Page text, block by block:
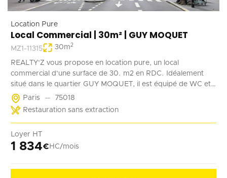
Location Pure
Local Commercial | 30m² | GUY MOQUET
MZ1-11315 30m2
REALTY'Z vous propose en location pure, un local
commercial d'une surface de 30. m2 en RDC. Idéalement
situé dans le quartier GUY MOQUET, il est équipé de WC et
d'un point d'eau. Il convient parfaitement à une activité de
coffee shop, barber, alimentation ...
Paris
75018
Restauration sans extraction
Loyer HT
1 834€ HC/mois